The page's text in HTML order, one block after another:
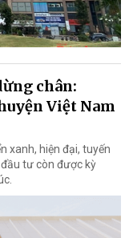
chân:
Việt Nam
xanh, hiện đại, tuyến
tư còn được kỳ